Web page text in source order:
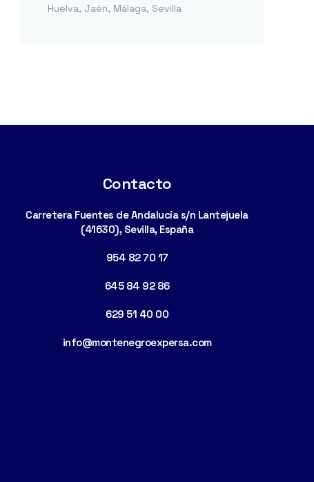
Huelva, Jaén, Málaga, Sevilla
Contacto
Carretera Fuentes de Andalucía s/n Lantejuela
(41630), Sevilla, España
954 82 70 17
645 84 92 86
629 51 40 00
info@montenegroexpersa.com